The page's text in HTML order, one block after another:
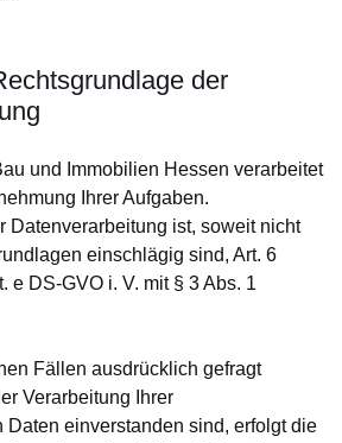
der
und Immobilien Hessen verarbeitet
Ihrer Aufgaben.
Datenverarbeitung ist, soweit nicht
einschlägig sind, Art. 6
e DS-GVO i. V. mit § 3 Abs. 1
Fällen ausdrücklich gefragt
Verarbeitung Ihrer
Daten einverstanden sind, erfolgt die